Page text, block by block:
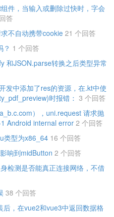
件，当输入或删除过快时，字会
答
不自动携带cookie 21 个回答
？ 1 个回答
和JSON.parse转换之后类型异常
发中添加了res的资源，在.kt中使
时报错： 3 个回答
），uni.request 请求抛
Android internal error 2 个回答
类型为x86_64 16 个回答
响到midButton 2 个回答
检测是否能真正连接网络，不借
38 个回答
，在vue2和vue3中返回数据格